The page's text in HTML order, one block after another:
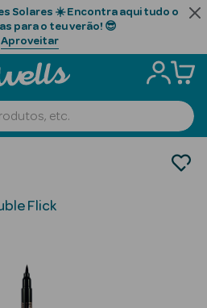
Solares ☀️ Encontra aqui tudo o
para o teu verão! 😎
Aproveitar
Flick